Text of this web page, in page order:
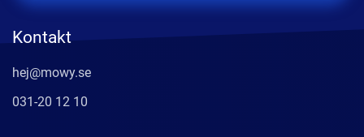
Kontakt
hej@mowy.se
031-20 12 10